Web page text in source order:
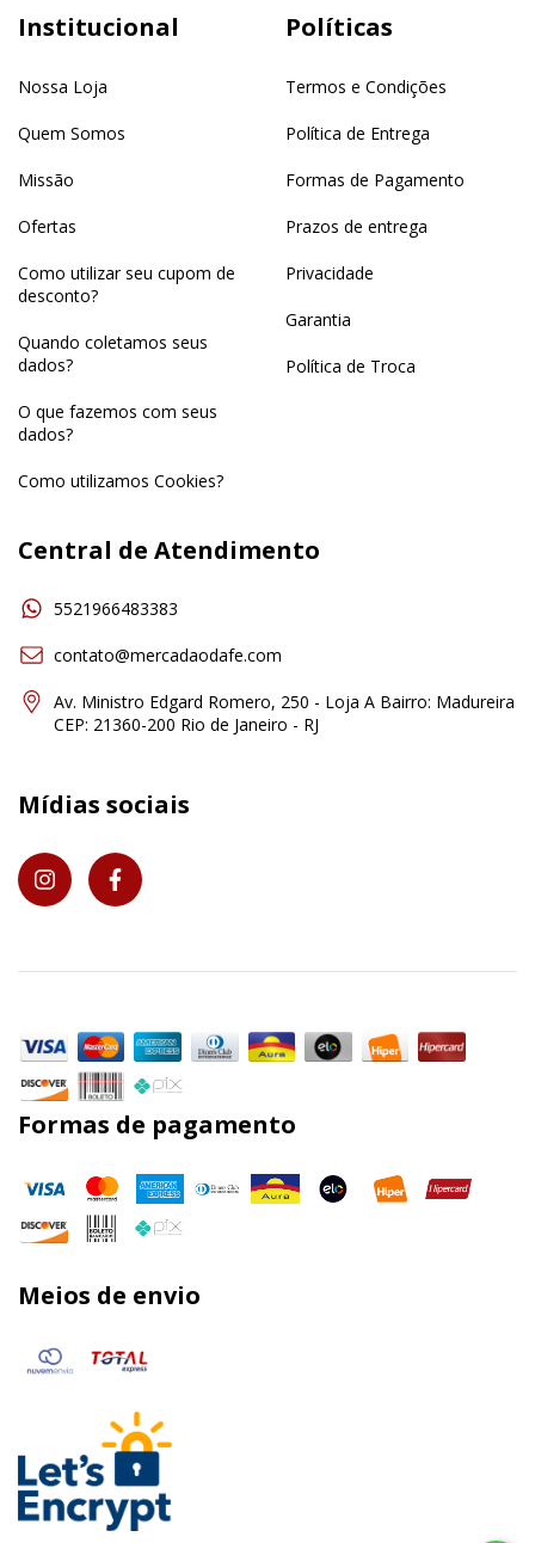
Institucional
Nossa Loja
Quem Somos
Missão
Ofertas
Como utilizar seu cupom de
desconto?
Quando coletamos seus
dados?
O que fazemos com seus
dados?
Como utilizamos Cookies?
Políticas
Termos e Condições
Política de Entrega
Formas de Pagamento
Prazos de entrega
Privacidade
Garantia
Política de Troca
Central de Atendimento
5521966483383
contato@mercadaodafe.com
Av. Ministro Edgard Romero, 250 - Loja A Bairro: Madureira
CEP: 21360-200 Rio de Janeiro - RJ
Mídias sociais
Formas de pagamento
Meios de envio